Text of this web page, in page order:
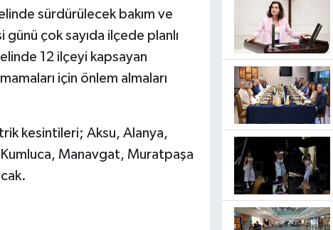
sürdürülecek bakım ve
günü çok sayıda ilçede planlı
12 ilçeyi kapsayan
için önlem almaları
kesintileri; Aksu, Alanya,
Manavgat, Muratpaşa